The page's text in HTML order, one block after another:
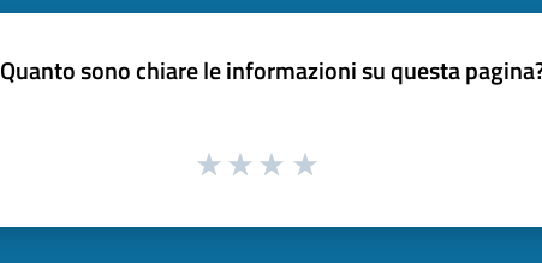
Quanto sono chiare le informazioni su questa